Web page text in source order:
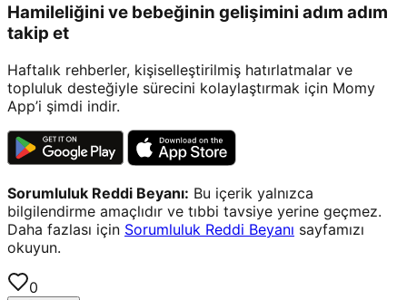
Hamileliğini ve bebeğinin gelişimini adım adım
takip et
Haftalık rehberler, kişiselleştirilmiş hatırlatmalar ve
topluluk desteğiyle sürecini kolaylaştırmak için Momy
App’i şimdi indir.
Sorumluluk Reddi Beyanı: Bu içerik yalnızca
bilgilendirme amaçlıdır ve tıbbi tavsiye yerine geçmez.
Daha fazlası için Sorumluluk Reddi Beyanı sayfamızı
okuyun.
0